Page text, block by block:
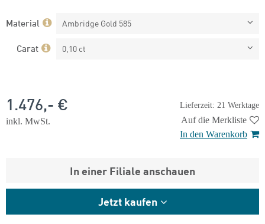
Material Ambridge Gold 585
Carat 0,10 ct
Lieferzeit: 21 Werktage
1.476,- €
inkl. MwSt.
Auf die Merkliste
In den Warenkorb
In einer Filiale anschauen
Jetzt kaufen